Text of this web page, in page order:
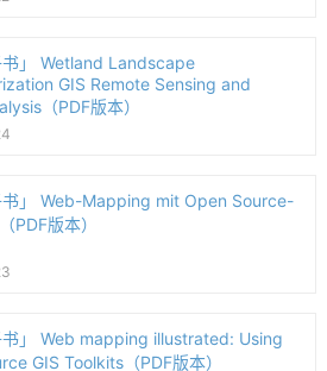
书」 Wetland Landscape
GIS Remote Sensing and
（PDF版本）
书」 Web-Mapping mit Open Source-
PDF版本）
书」 Web mapping illustrated: Using
GIS Toolkits（PDF版本）